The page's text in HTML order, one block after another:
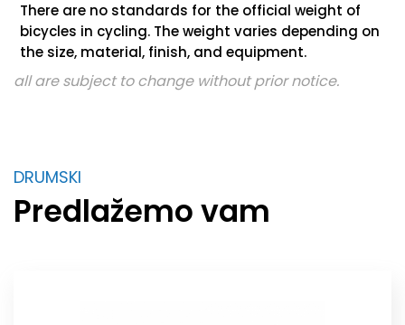
There are no standards for the official weight of
bicycles in cycling. The weight varies depending on
the size, material, finish, and equipment.
all are subject to change without prior notice.
DRUMSKI
Predlažemo vam